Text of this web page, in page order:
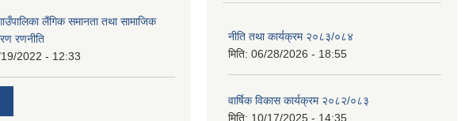
लैंगिक समानता तथा सामाजिक
रणनीति
2022 - 12:33
नीति तथा कार्यक्रम २०८३/०८४
मिति: 06/28/2026 - 18:55
वार्षिक विकास कार्यक्रम २०८२/०८३
मिति: 10/17/2025 - 14:35